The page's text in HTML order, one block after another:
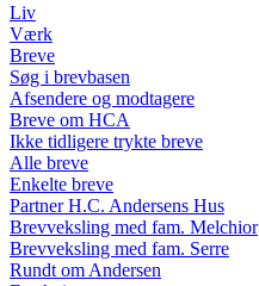
Liv
Værk
Breve
Søg i brevbasen
Afsendere og modtagere
Breve om HCA
Ikke tidligere trykte breve
Alle breve
Enkelte breve
Partner H.C. Andersens Hus
Brevveksling med fam. Melchior
Brevveksling med fam. Serre
Rundt om Andersen